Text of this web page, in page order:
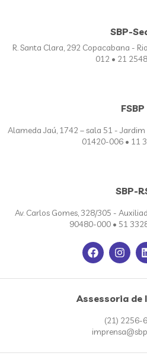
SBP-
R. Santa Clara, 292 Copacabana -
012 • 21
FSBP
Alameda Jaú, 1742 – sala 51 - Jardim
01420-006 • 11
SBP-
Av. Carlos Gomes, 328/305 -
90480-000 • 51
Assessoria de
(21) 2256-